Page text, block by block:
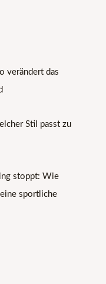
verändert das
Stil passt zu
stoppt: Wie
sportliche